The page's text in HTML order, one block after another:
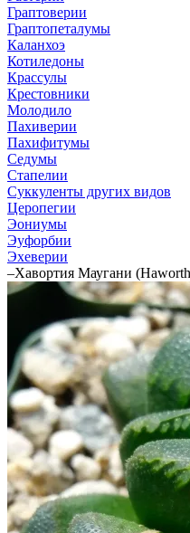
Граптоверии
Граптопеталумы
Каланхоэ
Котиледоны
Крассулы
Крестовники
Молодило
Пахиверии
Пахифитумы
Седумы
Стапелии
Суккуленты других видов
Церопегии
Эониумы
Эуфорбии
Эхеверии
–Хавортия Маугани